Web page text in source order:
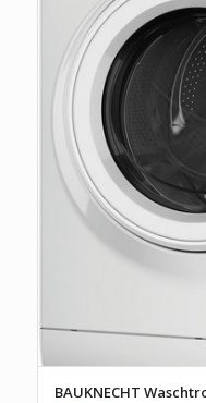
BAUKNECHT